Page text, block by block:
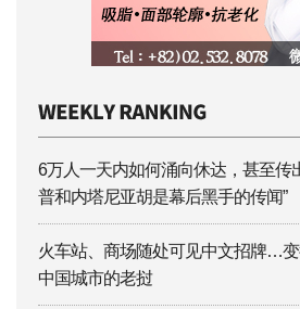
6万人一天内如何涌向休达，甚至传
普和内塔尼亚胡是幕后黑手的传闻”
火车站、商场随处可见中文招牌…
中国城市的老挝